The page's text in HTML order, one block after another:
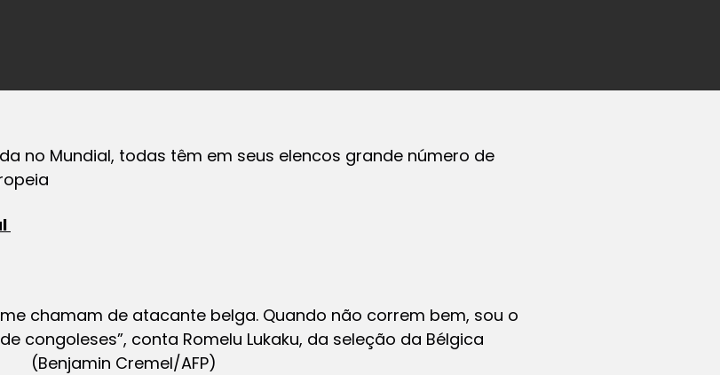
no Mundial, todas têm em seus elencos grande número de
chamam de atacante belga. Quando não correm bem, sou o
congoleses”, conta Romelu Lukaku, da seleção da Bélgica
(Benjamin Cremel/AFP)